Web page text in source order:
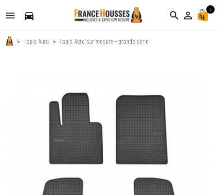
directions_car search person_outline
0
Tapis Auto Tapis Auto sur mesure - grande série